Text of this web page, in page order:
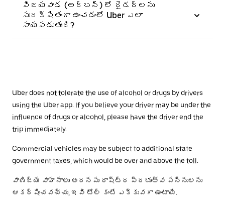
విజయవాడ (అర్బన్) లో రైడర్‌లను
సురక్షితంగా ఉంచడంలో Uber ఎలా
సాయపడుతుంది?
Uber does not tolerate the use of alcohol or drugs by drivers
using the Uber app. If you believe your driver may be under the
influence of drugs or alcohol, please have the driver end the
trip immediately.
Commercial vehicles may be subject to additional state
government taxes, which would be over and above the toll.
వాణిజ్య వాహనాలు అదనపు రాష్ట్ర ప్రభుత్వ పన్నులను
ఆకర్షించవచ్చు, ఇవి టోల్ కంటే ఎక్కువగా ఉంటాయి.